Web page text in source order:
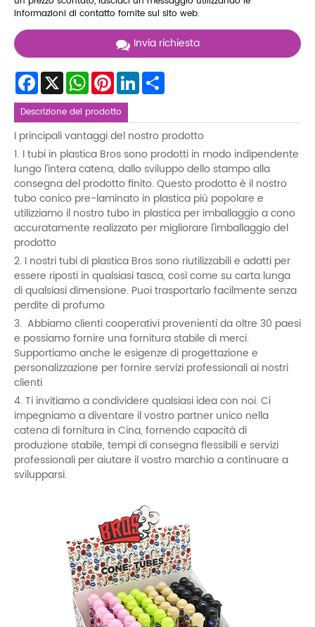
informazioni di contatto fornite sul sito web.
Invia richiesta
Facebook
X WhatsAppPinterestLinkedIn
Descrizione del prodotto
I principali vantaggi del nostro prodotto
1. I tubi in plastica Bros sono prodotti in modo indipendente
lungo l'intera catena, dallo sviluppo dello stampo alla
consegna del prodotto finito. Questo prodotto è il nostro
tubo conico pre-laminato in plastica più popolare e
utilizziamo il nostro tubo in plastica per imballaggio a cono
accuratamente realizzato per migliorare l'imballaggio del
prodotto
2. I nostri tubi di plastica Bros sono riutilizzabili e adatti per
essere riposti in qualsiasi tasca, così come su carta lunga
di qualsiasi dimensione. Puoi trasportarlo facilmente senza
perdite di profumo
3. Abbiamo clienti cooperativi provenienti da oltre 30 paesi
e possiamo fornire una fornitura stabile di merci.
Supportiamo anche le esigenze di progettazione e
personalizzazione per fornire servizi professionali ai nostri
clienti
4. Ti invitiamo a condividere qualsiasi idea con noi. Ci
impegniamo a diventare il vostro partner unico nella
catena di fornitura in Cina, fornendo capacità di
produzione stabile, tempi di consegna flessibili e servizi
professionali per aiutare il vostro marchio a continuare a
svilupparsi.